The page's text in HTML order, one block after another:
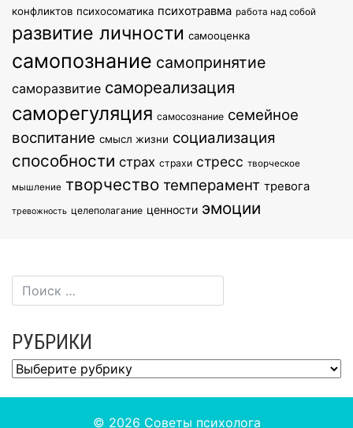
конфликтов психосоматика психотравма работа над собой
развитие личности самооценка
самопознание самопринятие
саморазвитие самореализация
саморегуляция самосознание семейное
воспитание смысл жизни социализация
способности страх страхи стресс творческое
мышление творчество темперамент тревога
тревожность целеполагание ценности эмоции
РУБРИКИ
Рубрики
© 2026 Советы психолога